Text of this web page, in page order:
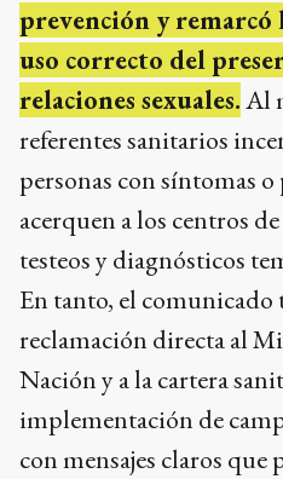
prevención y
uso correcto del
relaciones sexuales.Al
referentes sanitarios
personas con síntomas o
acerquen a los centros
testeos y diagnósticos
En tanto, el
reclamación directa al
Nación y a la cartera
implementación de
con mensajes claros que